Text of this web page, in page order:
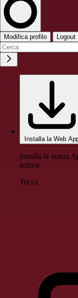
Modifica profilo Logout
Installa la Web
Installa la nostra
notizie
Tocca